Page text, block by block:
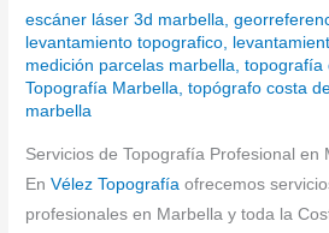
escáner láser 3d marbella,
levantamiento topografico,
medición parcelas marbella,topografía
Topografía Marbella,topógrafo costa
marbella
Servicios de Topografía Profesional en
EnVélez Topografía ofrecemos
profesionales en Marbella y toda la